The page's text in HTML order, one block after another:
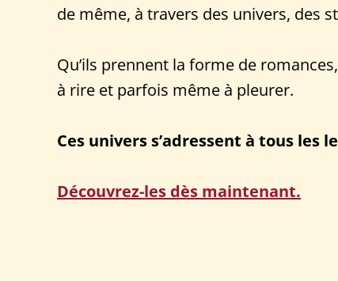
de même, à travers des univers, des
Qu’ils prennent la forme de
à rire et parfois même à pleurer.
Ces univers s’adressent à tous les
Découvrez-les dès maintenant.